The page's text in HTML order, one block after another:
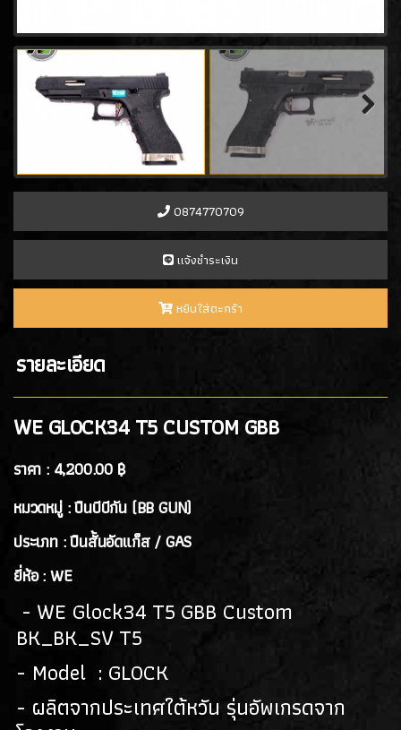
- UMAREX(45)
- E&C Pistol(34)
- CHIAPPA RHINO (2)
- Snow Wolf(0)
- PROFORCE(7)
- ARTEMIS(0)
- ICS Hand Gun(1)
- ARROW ARMS(1)
- G&G(4)
- HK3(2)
ปืนสั้นอัดลมสปริง SPRING GUN
ปืนยาว RIFLE GUN
ปืนยาวไฟฟ้า AEG RIFLES
ปืนยาวสปริง SPRING AIRSOFT RIFLES
แบลงค์กัน BLANK GUN
ปืนแบล๊งค์กัน BLANK GUN(276)
0874770709
เเจ้งชำระเงิน
หยิบใส่ตะกร้า
รายละเอียด
WE GLOCK34 T5 CUSTOM GBB
ราคา : 4,200.00 ฿
หมวดหมู่ : ปืนบีบีกัน (BB GUN)
ประเภท : ปืนสั้นอัดแก็ส / GAS
ยี่ห้อ : WE
- WE Glock34 T5 GBB Custom
BK_BK_SV T5
- Model : GLOCK
- ผลิตจากประเทศใต้หวัน รุ่นอัพเกรดจาก